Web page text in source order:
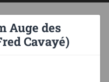
Auge des
Cavayé)